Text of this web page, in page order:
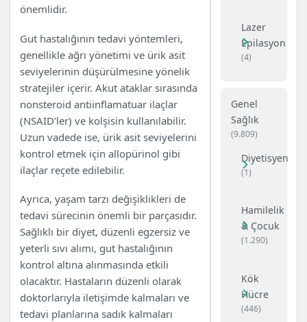
önemlidir.
Gut hastalığının tedavi yöntemleri,
genellikle ağrı yönetimi ve ürik asit
seviyelerinin düşürülmesine yönelik
stratejiler içerir. Akut ataklar sırasında
nonsteroid antiinflamatuar ilaçlar
(NSAID’ler) ve kolşisin kullanılabilir.
Uzun vadede ise, ürik asit seviyelerini
kontrol etmek için allopürinol gibi
ilaçlar reçete edilebilir.
Ayrıca, yaşam tarzı değişiklikleri de
tedavi sürecinin önemli bir parçasıdır.
Sağlıklı bir diyet, düzenli egzersiz ve
yeterli sıvı alımı, gut hastalığının
kontrol altına alınmasında etkili
olacaktır. Hastaların düzenli olarak
doktorlarıyla iletişimde kalmaları ve
tedavi planlarına sadık kalmaları
Lazer
Epilasyon
(4)
Genel
Sağlık
(9.809)
Diyetisyen
(1)
Hamilelik
& Çocuk
(1.290)
Kök
Hücre
(446)